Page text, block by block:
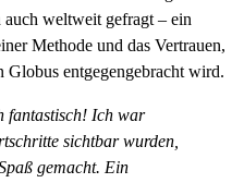
weltweit gefragt – ein
Methode und das Vertrauen,
entgegengebracht wird.
fantastisch! Ich war
sichtbar wurden,
gemacht. Ein